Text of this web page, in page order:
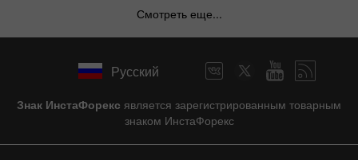
Смотреть еще...
Русский
Знак ИнстаФорекс является зарегистрированным товарным
знаком ИнстаФорекс